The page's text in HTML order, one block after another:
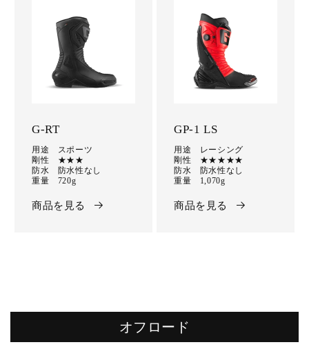
G-RT
用途 スポーツ
剛性 ★★★
防水 防水性なし
重量 720g
商品を見る
GP-1 LS
用途 レーシング
剛性 ★★★★★
防水 防水性なし
重量 1,070g
商品を見る
オフロード